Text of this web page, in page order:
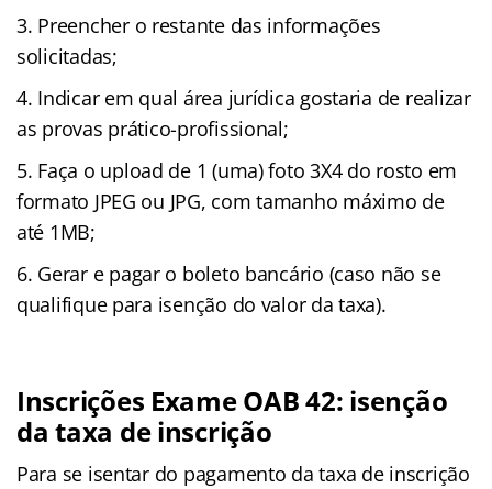
Preencher o restante das informações
solicitadas;
Indicar em qual área jurídica gostaria de realizar
as provas prático-profissional;
Faça o upload de 1 (uma) foto 3X4 do rosto em
formato JPEG ou JPG, com tamanho máximo de
até 1MB;
Gerar e pagar o boleto bancário (caso não se
qualifique para isenção do valor da taxa).
Inscrições Exame OAB 42: isenção
da taxa de inscrição
Para se isentar do pagamento da taxa de inscrição